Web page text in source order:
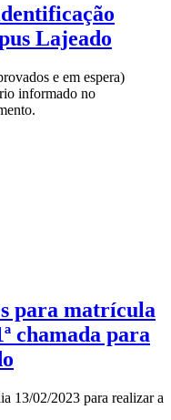
Lajeado
e em espera)
informado no
para matrícula
chamada para
13/02/2023 para realizar a